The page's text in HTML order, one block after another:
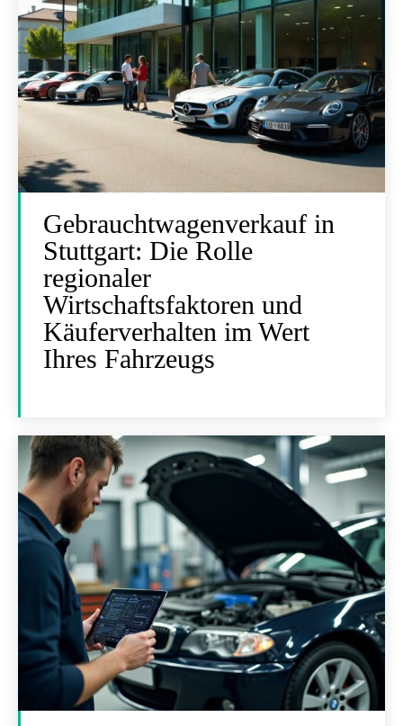
Gebrauchtwagenverkauf in
Stuttgart: Die Rolle
regionaler
Wirtschaftsfaktoren und
Käuferverhalten im Wert
Ihres Fahrzeugs